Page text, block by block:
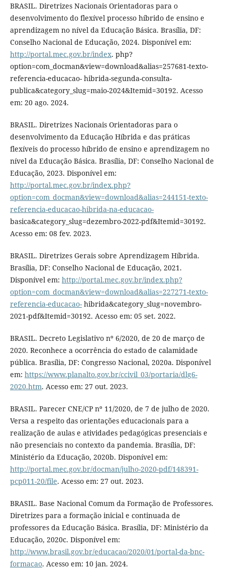
BRASIL. Diretrizes Nacionais Orientadoras para o
desenvolvimento do flexível processo híbrido de ensino e
aprendizagem no nível da Educação Básica. Brasília, DF:
Conselho Nacional de Educação, 2024. Disponível em:
http://portal.mec.gov.br/index. php?
option=com_docman&view=download&alias=257681-texto-
referencia-educacao- hibrida-segunda-consulta-
publica&category_slug=maio-2024&Itemid=30192. Acesso
em: 20 ago. 2024.
BRASIL. Diretrizes Nacionais Orientadoras para o
desenvolvimento da Educação Híbrida e das práticas
flexíveis do processo híbrido de ensino e aprendizagem no
nível da Educação Básica. Brasília, DF: Conselho Nacional de
Educação, 2023. Disponível em:
http://portal.mec.gov.br/index.php?
option=com_docman&view=download&alias=244151-texto-
referencia-educacao-hibrida-na-educacao-
basica&category_slug=dezembro-2022-pdf&Itemid=30192.
Acesso em: 08 fev. 2023.
BRASIL. Diretrizes Gerais sobre Aprendizagem Híbrida.
Brasília, DF: Conselho Nacional de Educação, 2021.
Disponível em: http://portal.mec.gov.br/index.php?
option=com_docman&view=download&alias=227271-texto-
referencia-educacao-hibrida&category_slug=novembro-
2021-pdf&Itemid=30192. Acesso em: 05 set. 2022.
BRASIL. Decreto Legislativo nº 6/2020, de 20 de março de
2020. Reconhece a ocorrência do estado de calamidade
pública. Brasília, DF: Congresso Nacional, 2020a. Disponível
em: https://www.planalto.gov.br/ccivil_03/portaria/dlg6-
2020.htm. Acesso em: 27 out. 2023.
BRASIL. Parecer CNE/CP nº 11/2020, de 7 de julho de 2020.
Versa a respeito das orientações educacionais para a
realização de aulas e atividades pedagógicas presenciais e
não presenciais no contexto da pandemia. Brasília, DF:
Ministério da Educação, 2020b. Disponível em:
http://portal.mec.gov.br/docman/julho-2020-pdf/148391-
pcp011-20/file. Acesso em: 27 out. 2023.
BRASIL. Base Nacional Comum da Formação de Professores.
Diretrizes para a formação inicial e continuada de
professores da Educação Básica. Brasília, DF: Ministério da
Educação, 2020c. Disponível em:
http://www.brasil.gov.br/educacao/2020/01/portal-da-bnc-
formacao. Acesso em: 10 jan. 2024.